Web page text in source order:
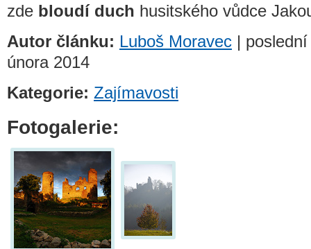
zde bloudí duch husitského vůdce
Autor článku: Luboš Moravec |
února 2014
Kategorie: Zajímavosti
Fotogalerie: